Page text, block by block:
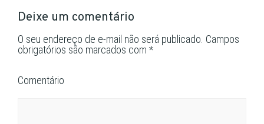
Deixe um comentário
O seu endereço de e-mail não será publicado. Campos
obrigatórios são marcados com *
Comentário